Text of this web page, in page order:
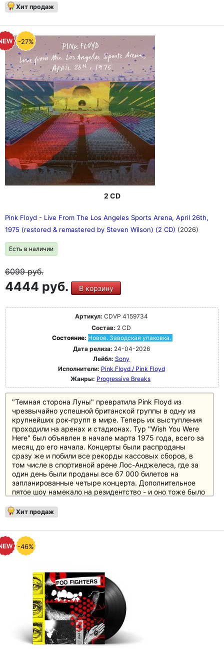
Хит продаж
-27%
2 CD
Pink Floyd - Live From The Los Angeles Sports Arena, April 26th,
1975 (restored & remastered by Steven Wilson) (2 CD) (2026)
Есть в наличии
6099руб.
4444 руб. В корзину
Артикул: CDVP 4159734
Состав: 2 CD
Состояние: Новое. Заводская упаковка.
Дата релиза: 24-04-2026
Лейбл: Sony
Исполнители: Pink Floyd / Pink Floyd
Жанры: Progressive Breaks
"Темная сторона Луны" превратила Pink Floyd из
чрезвычайно успешной британской группы в одну из
крупнейших рок-групп в мире. Теперь их выступления
проходили на аренах и стадионах. Тур "Wish You Were
Here" был объявлен в начале марта 1975 года, всего за
месяц до его начала. Концерты были распроданы
сразу же и побили все рекорды кассовых сборов, в
том числе в спортивной арене Лос-Анджелеса, где за
один день были проданы все 67 000 билетов на
запланированные четыре концерта. Дополнительное
пятое шоу намекало на резидентство - и оно тоже было
Запись, которая легла в основу этого исторического
релиза, была сделана покойным бутлегером Майком
концертов в Лос-Анджелесе в 1970-х годах стали
известны благодаря поразительно чистому качеству
звука. Чтобы скрыть свое записывающее
инвалидом и приезжал на концерты в инвалидном
кресле. Многие из его бутлегов были неофициально
изданы на виниле, но он отказывался продавать свои
записи для получения прибыли. Предпоследний
концерт Pink Floyd на спортивной арене Лос-Анджелеса
не стал исключением - он так и остался неизданным и
известным лишь немногим коллекционерам. До сих
пор. Тщательно отреставрированный и
ремастированный Стивеном Уилсоном, этот альбом
Хит продаж
-46%